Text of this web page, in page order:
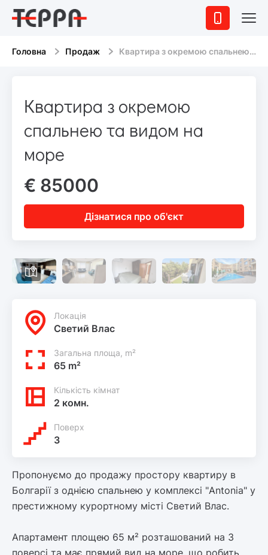
Головна Продаж Квартира з окремою спальнею та видом на море
Квартира з окремою
спальнею та видом на
море
€ 85000
Дізнатися про об'єкт
Локацiя
Светий Влас
Загальна площа, m²
65 m²
Кількість кімнат
2 комн.
Поверх
3
Пропонуємо до продажу простору квартиру в
Болгарії з однією спальнею у комплексі "Antonia" у
престижному курортному місті Светий Влас.
Апартамент площею 65 м² розташований на 3
поверсі та має прямий вид на море, що робить